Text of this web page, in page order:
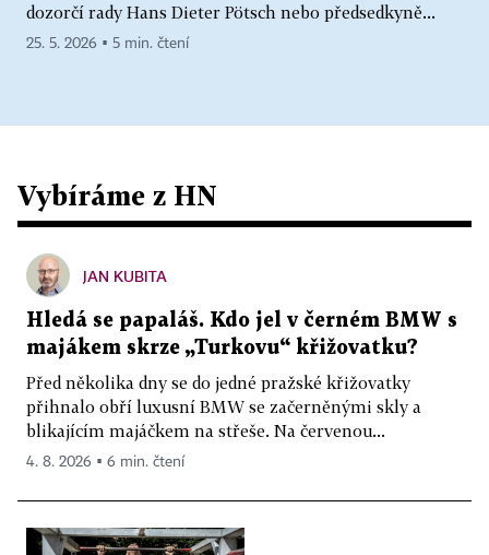
dozorčí rady Hans Dieter Pötsch nebo předsedkyně...
25. 5. 2026 ▪ 5 min. čtení
Vybíráme z HN
JAN KUBITA
Hledá se papaláš. Kdo jel v černém BMW s
majákem skrze „Turkovu“ křižovatku?
Před několika dny se do jedné pražské křižovatky
přihnalo obří luxusní BMW se začerněnými skly a
blikajícím majáčkem na střeše. Na červenou...
4. 8. 2026 ▪ 6 min. čtení